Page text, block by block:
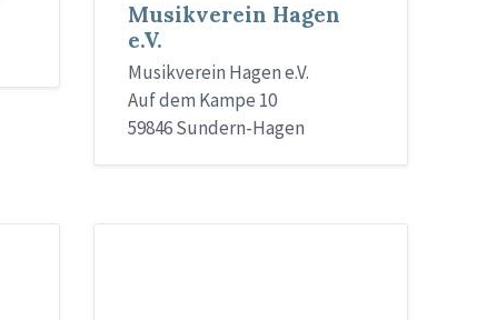
Musikverein Hagen
e.V.
Musikverein Hagen e.V.
Auf dem Kampe 10
59846 Sundern-Hagen